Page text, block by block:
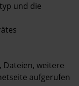
und die
Dateien, weitere
aufgerufen